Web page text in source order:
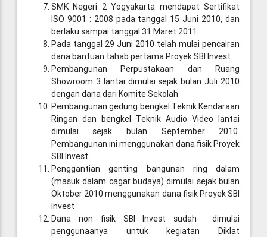
SMK Negeri 2 Yogyakarta mendapat Sertifikat
ISO 9001 : 2008 pada tanggal 15 Juni 2010, dan
berlaku sampai tanggal 31 Maret 2011
Pada tanggal 29 Juni 2010 telah mulai pencairan
dana bantuan tahab pertama Proyek SBI Invest.
Pembangunan Perpustakaan dan Ruang
Showroom 3 lantai dimulai sejak bulan Juli 2010
dengan dana dari Komite Sekolah
Pembangunan gedung bengkel Teknik Kendaraan
Ringan dan bengkel Teknik Audio Video lantai
dimulai sejak bulan September 2010.
Pembangunan ini menggunakan dana fisik Proyek
SBI Invest
Penggantian genting bangunan ring dalam
(masuk dalam cagar budaya) dimulai sejak bulan
Oktober 2010 menggunakan dana fisik Proyek SBI
Invest
Dana non fisik SBI Invest sudah dimulai
penggunaanya untuk kegiatan Diklat